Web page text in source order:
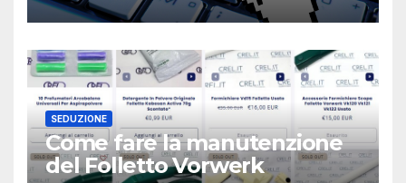
SEDUZIONE
Come fare la manutenzione
del Folletto Vorwerk